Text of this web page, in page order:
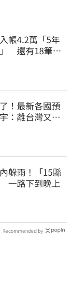
帳4.2萬「5年
還有18筆錢
！最新各國預
：離台灣又更
躲雨！「15縣
一路下到晚上
Recommended by